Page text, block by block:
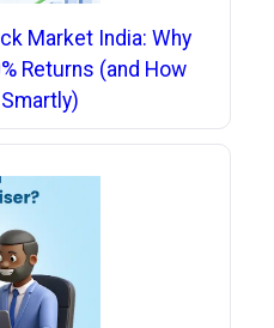
Market India: Why
Returns (and How